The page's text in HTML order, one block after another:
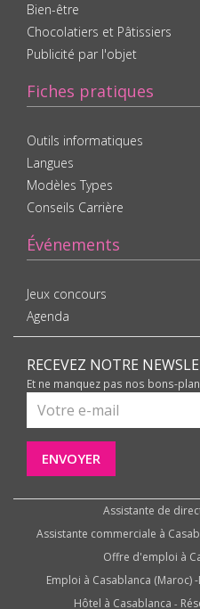
Bien-être
Chocolatiers et Pâtissiers
Publicité par l'objet
Fiches pratiques
Outils informatiques
Langues
Modèles Types
Conseils Carrière
Événements
Jeux concours
Agenda
RECEVEZ NOTRE
Et ne manquez pas nos bons-
ENVOYER
Assistante de
Assistante commerciale à
Offre d'emploi à
Emploi à Casablanca (Maroc)-
Hôtel à Casablanca -